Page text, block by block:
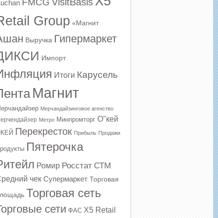
FMCG
Group «Магнит
Выручка Гипермаркет
Импорт
Итоги Карусель
Магнит
Мерчандайзинговое агенство
Метро Минпромторг О"кей
Перекресток Прибыль Продажи
Пятерочка
Ромир Росстат СТМ
чек Супермаркет Торговая
Торговая сеть
сети ФАС Х5 Retail